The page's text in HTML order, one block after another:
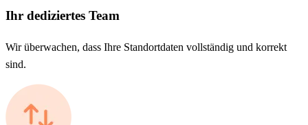
Ihr dediziertes Team
Wir überwachen, dass Ihre Standortdaten vollständig und korrekt
sind.